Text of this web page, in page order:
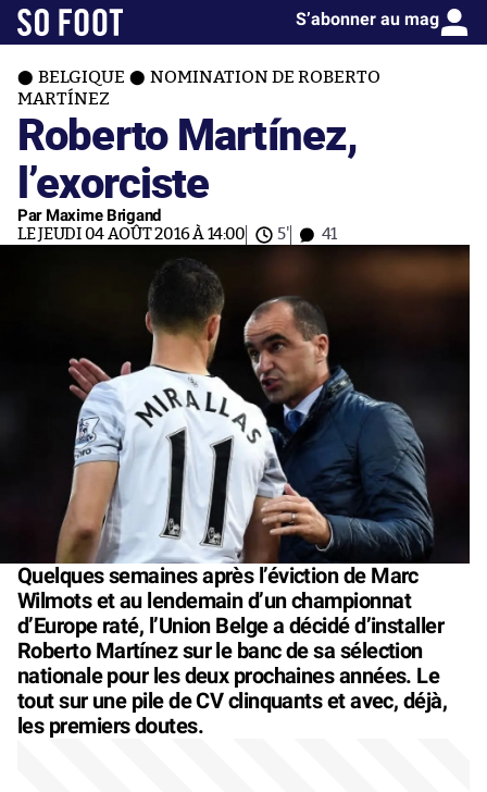
S’abonner au mag
BELGIQUE
NOMINATION DE ROBERTO
MARTÍNEZ
Roberto Martínez,
l’exorciste
Par Maxime Brigand
LE JEUDI 04 AOÛT 2016 À 14:00 5' 41
Quelques semaines après l’éviction de Marc
Wilmots et au lendemain d’un championnat
d’Europe raté, l’Union Belge a décidé d’installer
Roberto Martínez sur le banc de sa sélection
nationale pour les deux prochaines années. Le
tout sur une pile de CV clinquants et avec, déjà,
les premiers doutes.